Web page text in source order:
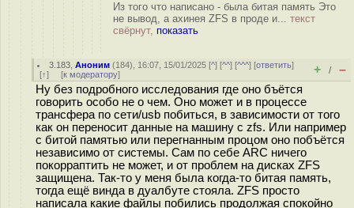
Из того что написано - была битая память Это
не вывод, а ахинея ZFS в проде и... текст
свёрнут, показать
3.183 ,Аноним (184), 16:07, 15/01/2025 [^] [^^] [^^^] [ответить]
[↑] [к модератору] + / –
Ну без подробного исследования где оно бъётся
говорить особо не о чем. Оно может и в процессе
трансфера по сети/usb побиться, в зависимости от того
как он переносит данные на машину с zfs. Или например
с битой памятью или перегнанным процом оно побъётся
независимо от системы. Сам по себе ARC ничего
покорраптить не может, и от проблем на дисках ZFS
защищена. Так-то у меня была когда-то битая память,
тогда ещё винда в дуалбуте стояла. ZFS просто
написала какие файлы побились продолжая спокойно